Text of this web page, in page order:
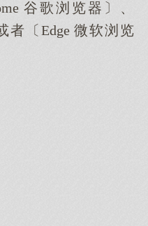
谷歌浏览器〕、
者〔Edge 微软浏览